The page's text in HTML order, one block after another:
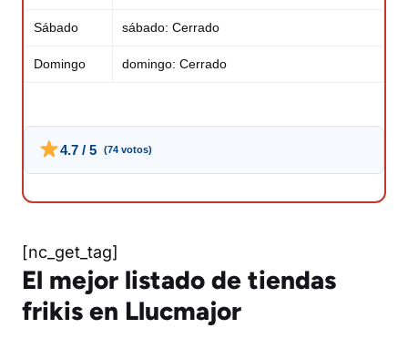
Sábado sábado: Cerrado
Domingo domingo: Cerrado
4.7 / 5 (74 votos)
[nc_get_tag]
El mejor listado de tiendas
frikis en Llucmajor